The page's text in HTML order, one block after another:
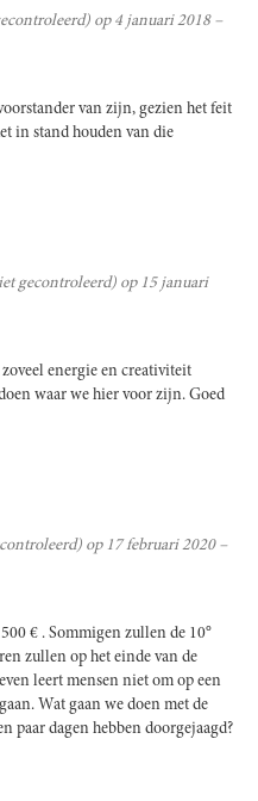
op 4 januari 2018 –
van zijn, gezien het feit
in stand houden van die
gecontroleerd) op 15 januari
energie en creativiteit
waar we hier voor zijn. Goed
op 17 februari 2020 –
€ . Sommigen zullen de 10°
zullen op het einde van de
leert mensen niet om op een
Wat gaan we doen met de
paar dagen hebben doorgejaagd?